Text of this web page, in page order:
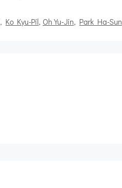
, Ko Kyu-Pil, Oh Yu-Jin, Park Ha-Sun